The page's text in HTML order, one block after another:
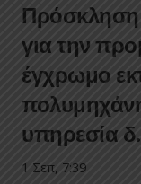
για την
έγχρωμο
υπηρεσία
1 Σεπ, 7:39